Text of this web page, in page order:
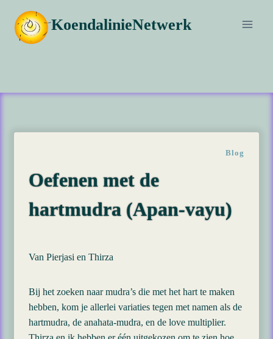
naar
inhoud
KoendalinieNetwerk
Blog
Oefenen met de
hartmudra (Apan-vayu)
Van Pierjasi en Thirza
Bij het zoeken naar mudra’s die met het hart te maken
hebben, kom je allerlei variaties tegen met namen als de
hartmudra, de anahata-mudra, en de love multiplier.